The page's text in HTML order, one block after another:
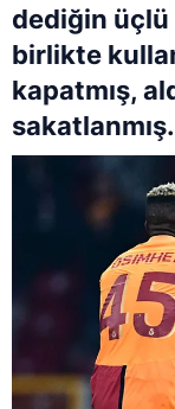
dediğin üçlü
birlikte
kapatmış,